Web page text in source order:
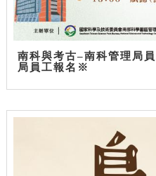
南科與考古–南科管理局
局員工報名※